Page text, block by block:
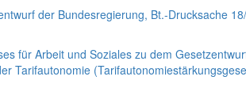
der Bundesregierung, Bt.-Drucksache
für Arbeit und Soziales zu dem
Tarifautonomie